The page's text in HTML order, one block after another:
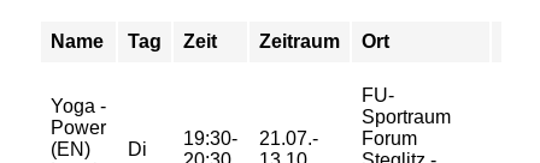
Name Tag Zeit Zeitraum Ort
Yoga -
Power
(EN)
Di
19:30-
21.07.-
FU-
Sportraum
Forum